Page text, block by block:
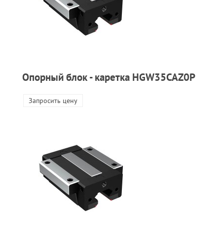
Опорный блок - каретка HGW35CAZ0P
Запросить цену